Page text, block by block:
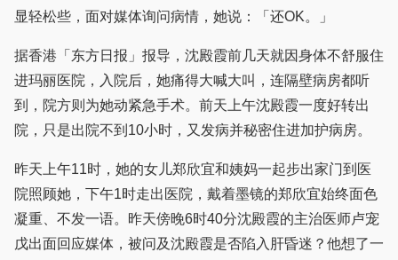
显轻松些，面对媒体询问病情，她说：「还OK。」
据香港「东方日报」报导，沈殿霞前几天就因身体不舒服住
进玛丽医院，入院后，她痛得大喊大叫，连隔壁病房都听
到，院方则为她动紧急手术。前天上午沈殿霞一度好转出
院，只是出院不到10小时，又发病并秘密住进加护病房。
昨天上午11时，她的女儿郑欣宜和姨妈一起步出家门到医
院照顾她，下午1时走出医院，戴着墨镜的郑欣宜始终面色
凝重、不发一语。昨天傍晚6时40分沈殿霞的主治医师卢宠
戊出面回应媒体，被问及沈殿霞是否陷入肝昏迷？他想了一